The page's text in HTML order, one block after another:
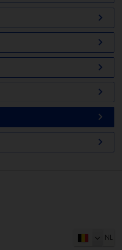
chevron_right
chevron_right
chevron_right
chevron_right
chevron_right
chevron_right
NL